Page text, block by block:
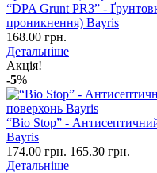
“DPA Grunt PR3” -
проникнення) Bayris
168.00 грн.
Детальніше
Акція!
-5%
“Bio Stop” -
Bayris
174.00 грн. 165.30 грн.
Детальніше